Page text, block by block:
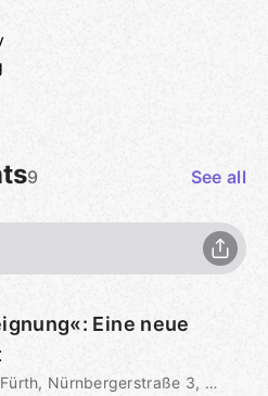
9 See all
Eine neue
Die Diele, Babylon Kino, Fürth, Nürnbergerstraße 3, Fürth, DE